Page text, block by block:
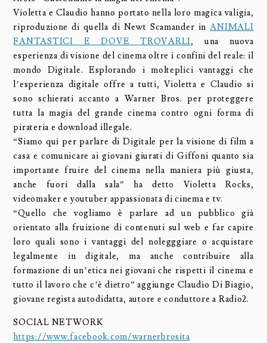
Violetta e Claudio hanno portato nella loro magica valigia,
riproduzione di quella di Newt Scamander inANIMALI
FANTASTICI E DOVE TROVARLI, una nuova
esperienza di visione del cinema oltre i confini del reale: il
mondo Digitale. Esplorando i molteplici vantaggi che
l’esperienza digitale offre a tutti, Violetta e Claudio si
sono schierati accanto a Warner Bros. per proteggere
tutta la magia del grande cinema contro ogni forma di
pirateria e download illegale.
“Siamo qui per parlare di Digitale per la visione di film a
casa e comunicare ai giovani giurati di Giffoni quanto sia
importante fruire del cinema nella maniera più giusta,
anche fuori dalla sala” ha detto Violetta Rocks,
videomaker e youtuber appassionata di cinema e tv.
“Quello che vogliamo è parlare ad un pubblico già
orientato alla fruizione di contenuti sul web e far capire
loro quali sono i vantaggi del nolegggiare o acquistare
legalmente in digitale, ma anche contribuire alla
formazione di un’etica nei giovani che rispetti il cinema e
tutto il lavoro che c’è dietro” aggiunge Claudio Di Biagio,
giovane regista autodidatta, autore e conduttore a Radio2.
SOCIAL NETWORK
https://www.facebook.com/warnerbrosita